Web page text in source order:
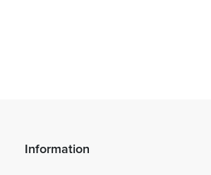
Information